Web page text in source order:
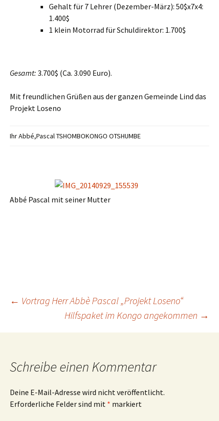
Gehalt für 7 Lehrer (Dezember-März): 50$x7x4:
1.400$
1 klein Motorrad für Schuldirektor: 1.700$
Gesamt: 3.700$ (Ca. 3.090 Euro).
Mit freundlichen Grüßen aus der ganzen Gemeinde Lind das
Projekt Loseno
Ihr Abbé,Pascal TSHOMBOKONGO OTSHUMBE
Abbé Pascal mit seiner Mutter
Beitrags-
Navigation
← Vortrag Herr Abbè Pascal „Projekt Loseno“
Hilfspaket im Kongo angekommen →
Schreibe einen Kommentar
Deine E-Mail-Adresse wird nicht veröffentlicht.
Erforderliche Felder sind mit * markiert